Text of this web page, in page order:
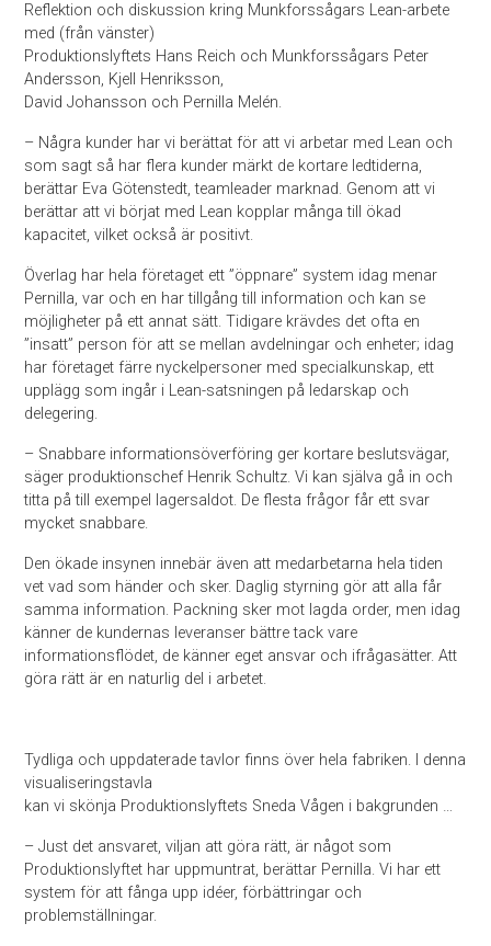
Reflektion och diskussion kring Munkforssågars Lean-arbete
med (från vänster)
Produktionslyftets Hans Reich och Munkforssågars Peter
Andersson, Kjell Henriksson,
David Johansson och Pernilla Melén.
– Några kunder har vi berättat för att vi arbetar med Lean och
som sagt så har flera kunder märkt de kortare ledtiderna,
berättar Eva Götenstedt, teamleader marknad. Genom att vi
berättar att vi börjat med Lean kopplar många till ökad
kapacitet, vilket också är positivt.
Överlag har hela företaget ett ”öppnare” system idag menar
Pernilla, var och en har tillgång till information och kan se
möjligheter på ett annat sätt. Tidigare krävdes det ofta en
”insatt” person för att se mellan avdelningar och enheter; idag
har företaget färre nyckelpersoner med specialkunskap, ett
upplägg som ingår i Lean-satsningen på ledarskap och
delegering.
– Snabbare informationsöverföring ger kortare beslutsvägar,
säger produktionschef Henrik Schultz. Vi kan själva gå in och
titta på till exempel lagersaldot. De flesta frågor får ett svar
mycket snabbare.
Den ökade insynen innebär även att medarbetarna hela tiden
vet vad som händer och sker. Daglig styrning gör att alla får
samma information. Packning sker mot lagda order, men idag
känner de kundernas leveranser bättre tack vare
informationsflödet, de känner eget ansvar och ifrågasätter. Att
göra rätt är en naturlig del i arbetet.
Tydliga och uppdaterade tavlor finns över hela fabriken. I denna
visualiseringstavla
kan vi skönja Produktionslyftets Sneda Vågen i bakgrunden …
– Just det ansvaret, viljan att göra rätt, är något som
Produktionslyftet har uppmuntrat, berättar Pernilla. Vi har ett
system för att fånga upp idéer, förbättringar och
problemställningar.